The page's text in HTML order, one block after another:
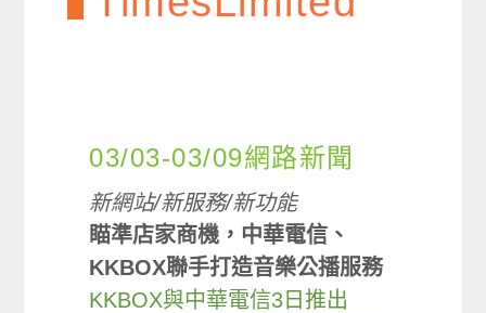
03/03-03/09網路新聞
新網站/新服務/新功能
瞄準店家商機，中華電信、
KKBOX聯手打造音樂公播服務
KKBOX與中華電信3日推出